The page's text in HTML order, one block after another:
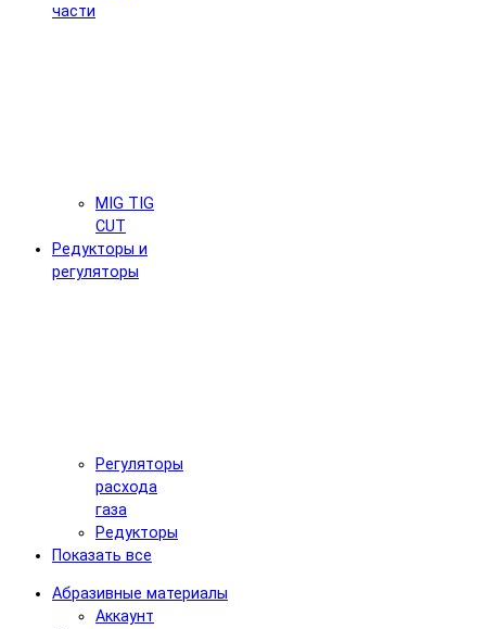
части
MIG TIG
CUT
Редукторы и
регуляторы
Регуляторы
расхода
газа
Редукторы
Показать все
Абразивные материалы
Аккаунт